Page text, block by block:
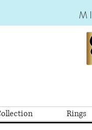
Rings